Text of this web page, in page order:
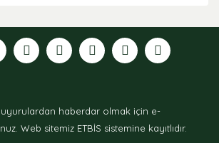
tarafımıza iletebilirsiniz.
için teşekkür ederiz.
eksik bilgiler bulunuyor.
hatalar bulunuyor.
sitelerden daha pahalı.
haberdar olmak için e-
Web sitemiz ETBİS sistemine kayıtlıdır.